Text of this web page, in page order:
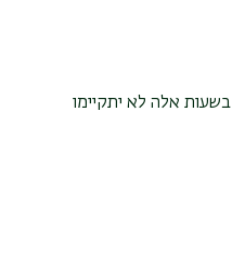
זיכרון ליצחק רבין. בשעות אלה לא יתקיימו